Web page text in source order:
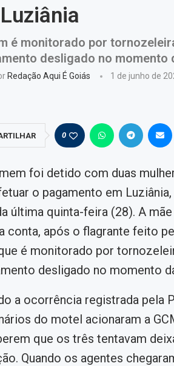
é monitorado por
desligado no momento
Redação Aqui É Goiás 1 de junho de
0
foi detido com duas
o pagamento em
última quinta-feira (28). A
conta, após o flagrante feito
é monitorado por
desligado no momento
a ocorrência registrada pela
do motel acionaram a
que os três tentavam
Quando os agentes